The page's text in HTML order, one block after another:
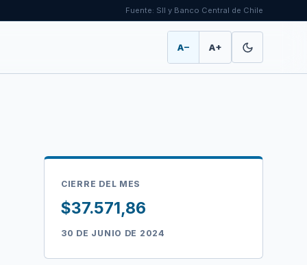
Fuente: SII y Banco Central de Chile
A− A+
CIERRE DEL MES
$37.571,86
30 DE JUNIO DE 2024